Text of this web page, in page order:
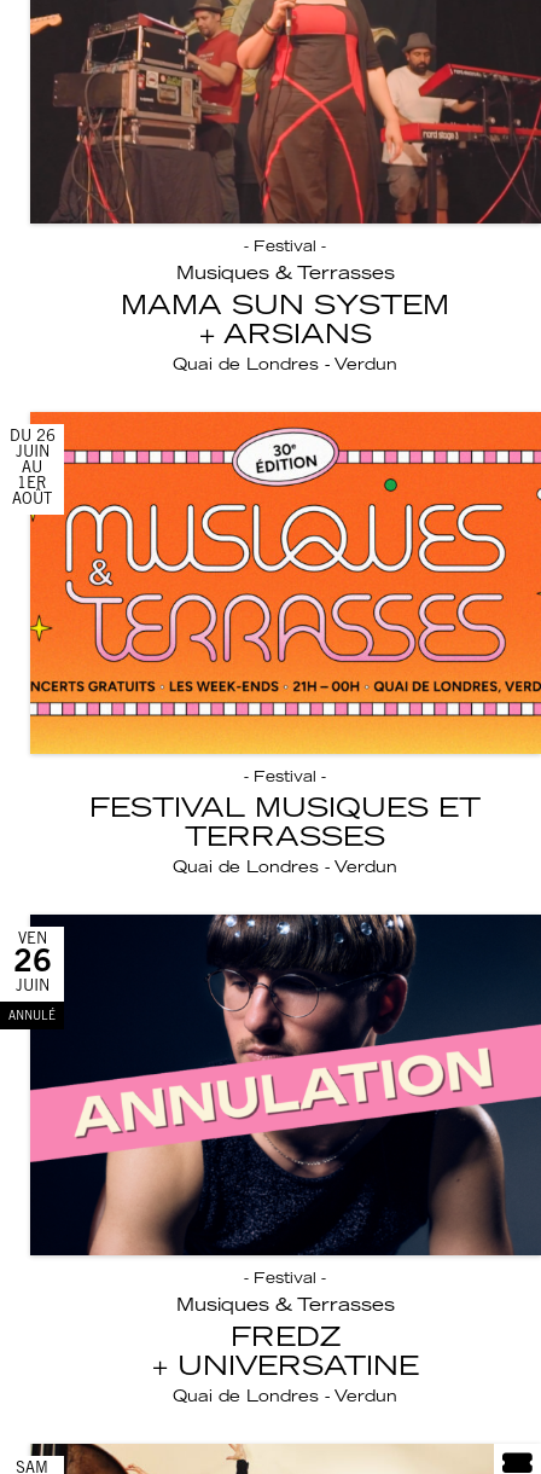
- Festival -
Musiques & Terrasses
MAMA SUN SYSTEM
ARSIANS
Quai de Londres - Verdun
- Festival -
FESTIVAL MUSIQUES ET
TERRASSES
Quai de Londres - Verdun
DU 26
JUIN
AU
1ER
AOÛT
- Festival -
Musiques & Terrasses
FREDZ
UNIVERSATINE
Quai de Londres - Verdun
VEN
26
JUIN
ANNULÉ
SAM